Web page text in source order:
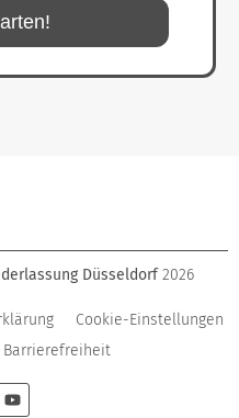
Düsseldorf 2026
Cookie-Einstellungen
Barrierefreiheit